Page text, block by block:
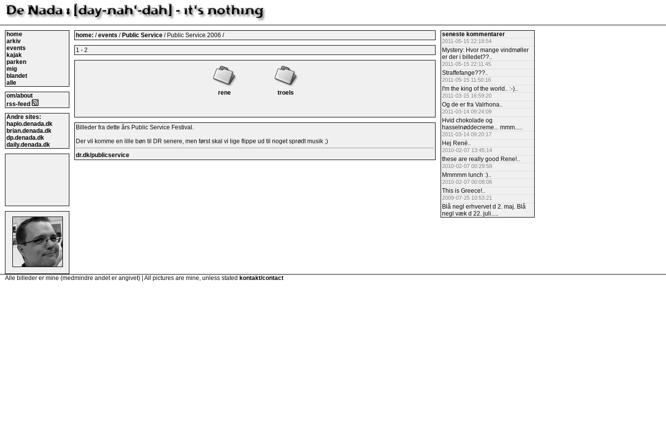
home
arkiv
events
kajak
parken
mig
blandet
alle
om/about
rss-feed
Andre sites:
haplo.denada.dk
brian.denada.dk
dp.denada.dk
daily.denada.dk
home: /events / Public Service / Public Service 2006 /
1 - 2
rene troels
Billeder fra dette års Public Service Festival.
Der vil komme en lille bøn til DR senere, men først skal vi lige flippe ud til noget sprødt musik ;)
dr.dk/publicservice
seneste kommentarer
2011-05-15 22:18:54
Mystery: Hvor mange vindmøller
er der i billedet??..
2011-05-15 22:11:45
Straffefange???..
2011-05-15 11:50:16
I'm the king of the world.. :-)..
2011-03-15 16:59:20
Og de er fra Valrhona..
2011-03-14 09:24:09
Hvid chokolade og
hasselnøddecreme... mmm.....
2011-03-14 09:20:17
Hej René..
2010-02-07 13:45:14
these are really good Rene!..
2010-02-07 00:29:58
Mmmmm lunch :)..
2010-02-07 00:08:06
This is Greece!..
2009-07-25 10:53:21
Blå negl erhvervet d 2. maj. Blå
negl væk d 22. juli.....
Alle billeder er mine (medmindre andet er angivet) | All pictures are mine, unless stated kontakt/contact